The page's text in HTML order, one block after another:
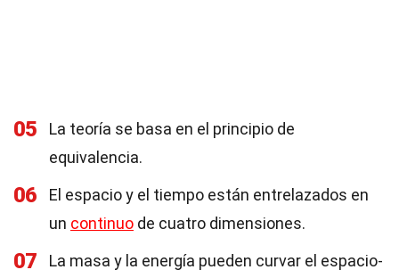
05
La teoría se basa en el principio de
equivalencia.
06
El espacio y el tiempo están entrelazados en
un continuo de cuatro dimensiones.
07
La masa y la energía pueden curvar el espacio-